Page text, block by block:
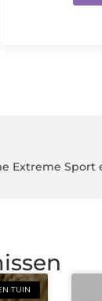
Extreme Sport
TUIN